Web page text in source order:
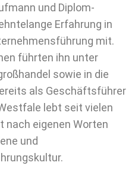
und Diplom-
Erfahrung in
mit.
führten ihn unter
sowie in die
als Geschäftsführer
lebt seit vielen
nach eigenen Worten
und